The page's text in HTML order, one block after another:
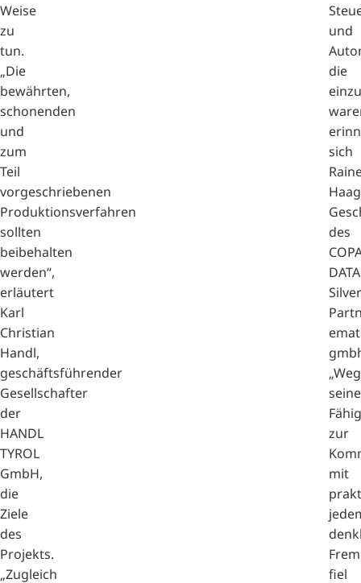
Weise
zu
tun.
„Die
bewährten,
schonenden
und
zum
Teil
vorgeschriebenen
Produktionsverfahren
sollten
beibehalten
werden“,
erläutert
Karl
Christian
Handl,
geschäftsführender
Gesellschafter
der
HANDL
TYROL
GmbH,
die
Ziele
des
Projekts.
„Zugleich
und
die
sich
des
DATA
Silver
zur
mit
fiel